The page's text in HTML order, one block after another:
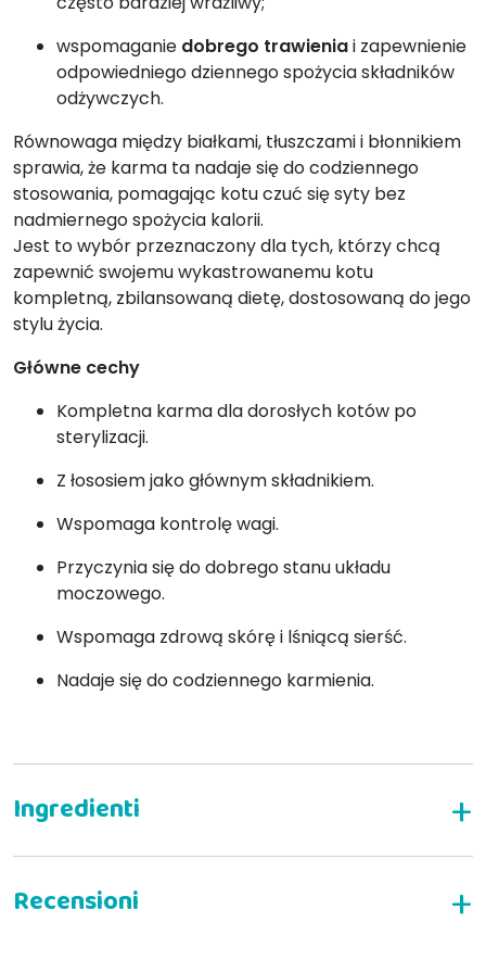
wspomaganie dobrego trawieniai zapewnienie
odpowiedniego dziennego spożycia składników
odżywczych.
Równowaga między białkami, tłuszczami i błonnikiem
sprawia, że karma ta nadaje się do codziennego
stosowania, pomagając kotu czuć się syty bez
nadmiernego spożycia kalorii.
Jest to wybór przeznaczony dla tych, którzy chcą
zapewnić swojemu wykastrowanemu kotu
kompletną, zbilansowaną dietę, dostosowaną do jego
stylu życia.
Główne cechy
Kompletna karma dla dorosłych kotów po
sterylizacji.
Z łososiem jako głównym składnikiem.
Wspomaga kontrolę wagi.
Przyczynia się do dobrego stanu układu
moczowego.
Wspomaga zdrową skórę i lśniącą sierść.
Nadaje się do codziennego karmienia.